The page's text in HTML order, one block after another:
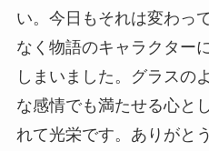
い。今日もそれは変わっ
なく物語のキャラクター
しまいました。グラスの
な感情でも満たせる心と
れて光栄です。ありがと